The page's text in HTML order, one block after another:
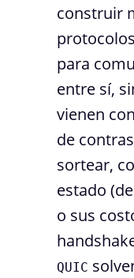
construir
para
entre sí,
vienen
de
sortear,
estado
o sus
QUIC